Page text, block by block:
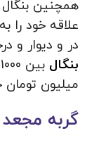
همچنین بنگال
علاقه خود را
در و دیوار و
بنگال
میلیون
گربه مجعد